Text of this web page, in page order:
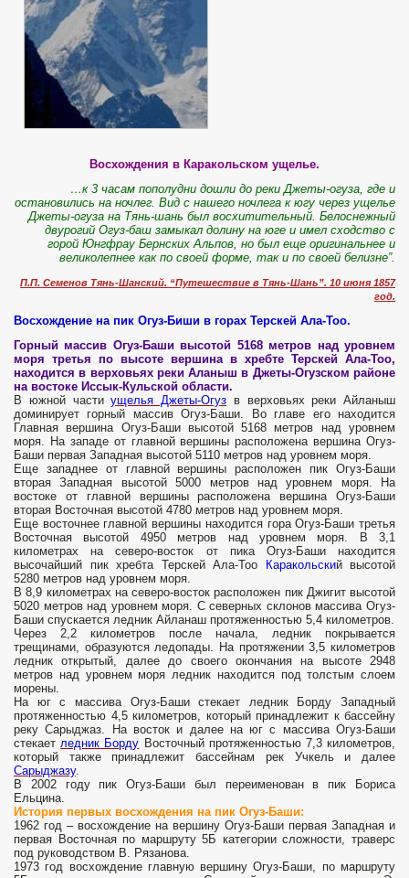
Восхождения в Каракольском ущелье.
…к 3 часам пополудни дошли до реки Джеты-огуза, где и
остановились на ночлег. Вид с нашего ночлега к югу через ущелье
Джеты-огуза на Тянь-шань был восхитительный. Белоснежный
двурогий Огуз-баш замыкал долину на юге и имел сходство с
горой Юнгфрау Бернских Альпов, но был еще оригинальнее и
великолепнее как по своей форме, так и по своей белизне”.
П.П. Семенов Тянь-Шанский. “Путешествие в Тянь-Шань”. 10 июня 1857
год.
Восхождение на пик Огуз-Биши в горах Терскей Ала-Тоо.
Горный массив Огуз-Баши высотой 5168 метров над уровнем
моря третья по высоте вершина в хребте Терскей Ала-Тоо,
находится в верховьях реки Аланыш в Джеты-Огузском районе
на востоке Иссык-Кульской области.
В южной частиущелья Джеты-Огуз в верховьях реки Айланыш
доминирует горный массив Огуз-Баши. Во главе его находится
Главная вершина Огуз-Баши высотой 5168 метров над уровнем
моря. На западе от главной вершины расположена вершина Огуз-
Баши первая Западная высотой 5110 метров над уровнем моря.
Еще западнее от главной вершины расположен пик Огуз-Баши
вторая Западная высотой 5000 метров над уровнем моря. На
востоке от главной вершины расположена вершина Огуз-Баши
вторая Восточная высотой 4780 метров над уровнем моря.
Еще восточнее главной вершины находится гора Огуз-Баши третья
Восточная высотой 4950 метров над уровнем моря. В 3,1
километрах на северо-восток от пика Огуз-Баши находится
высочайший пик хребта Терскей Ала-Тоо
Каракольский высотой
5280 метров над уровнем моря.
В 8,9 километрах на северо-восток расположен пик Джигит высотой
5020 метров над уровнем моря. С северных склонов массива Огуз-
Баши спускается ледник Айланаш протяженностью 5,4 километров.
Через 2,2 километров после начала, ледник покрывается
трещинами, образуются ледопады. На протяжении 3,5 километров
ледник открытый, далее до своего окончания на высоте 2948
метров над уровнем моря ледник находится под толстым слоем
морены.
На юг с массива Огуз-Баши стекает ледник Борду Западный
протяженностью 4,5 километров, который принадлежит к бассейну
реку Сарыджаз. На восток и далее на юг с массива Огуз-Баши
стекаетледник Борду Восточный протяженностью 7,3 километров,
который также принадлежит бассейнам рек Учкель и далее
Сарыджазу.
В 2002 году пик Огуз-Баши был переименован в пик Бориса
Ельцина.
История первых восхождения на пик Огуз-Баши:
1962 год – восхождение на вершину Огуз-Баши первая Западная и
первая Восточная по маршруту 5Б категории сложности, траверс
под руководством В. Рязанова.
1973 год восхождение главную вершину Огуз-Баши, по маршруту